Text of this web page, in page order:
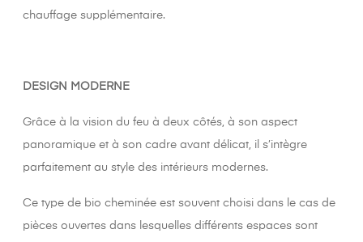
chauffage supplémentaire.
DESIGN MODERNE
Grâce à la vision du feu à deux côtés, à son aspect
panoramique et à son cadre avant délicat, il s’intègre
parfaitement au style des intérieurs modernes.
Ce type de bio cheminée est souvent choisi dans le cas de
pièces ouvertes dans lesquelles différents espaces sont